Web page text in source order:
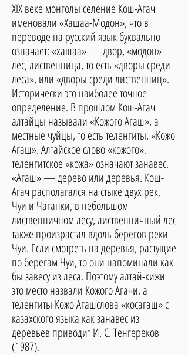
XIX веке монголы селение Кош-Агач
именовали «Хашаа-Модон», что в
переводе на русский язык буквально
означает: «хашаа» — двор, «модон» —
лес, лиственница, то есть «дворы среди
леса», или «дворы среди лиственниц».
Исторически это наиболее точное
определение. В прошлом Кош-Агач
алтайцы называли «Кожого Агаш», а
местные чуйцы, то есть теленгиты, «Кожо
Агаш». Алтайское слово «кожого»,
теленгитское «кожа» означают занавес.
«Агаш» — дерево или деревья. Кош-
Агач располагался на стыке двух рек,
Чуи и Чаганки, в небольшом
лиственничном лесу, лиственничный лес
также произрастал вдоль берегов реки
Чуи. Если смотреть на деревья, растущие
по берегам Чуи, то они напоминали как
бы завесу из леса. Поэтому алтай-кижи
это место назвали Кожого Агачи, а
теленгиты Кожо Агашслова «косагаш» с
казахского языка как занавес из
деревьев приводит И. С. Тенгереков
(1987).